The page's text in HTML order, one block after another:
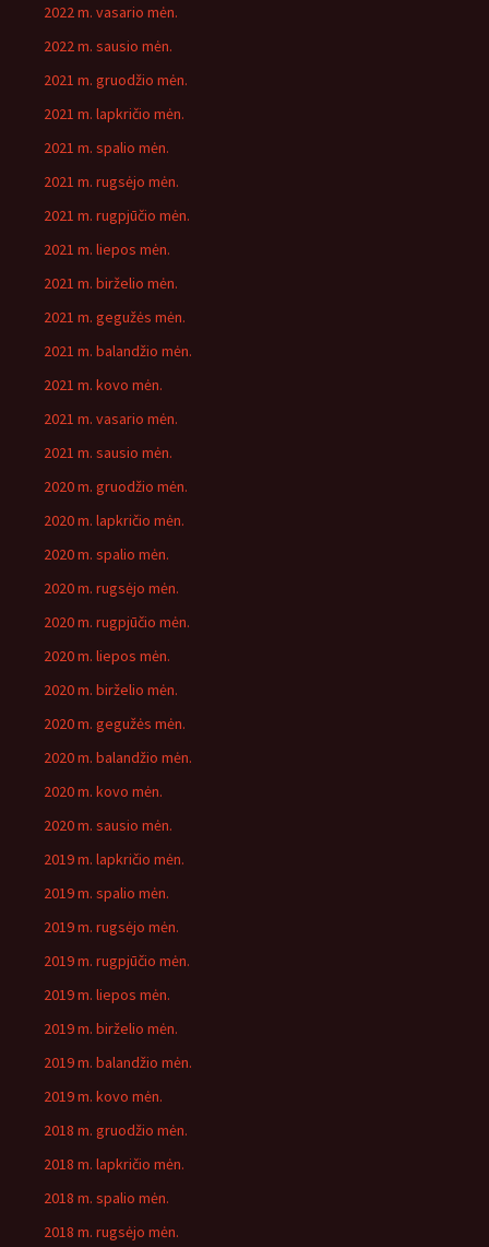
2022 m. vasario mėn.
2022 m. sausio mėn.
2021 m. gruodžio mėn.
2021 m. lapkričio mėn.
2021 m. spalio mėn.
2021 m. rugsėjo mėn.
2021 m. rugpjūčio mėn.
2021 m. liepos mėn.
2021 m. birželio mėn.
2021 m. gegužės mėn.
2021 m. balandžio mėn.
2021 m. kovo mėn.
2021 m. vasario mėn.
2021 m. sausio mėn.
2020 m. gruodžio mėn.
2020 m. lapkričio mėn.
2020 m. spalio mėn.
2020 m. rugsėjo mėn.
2020 m. rugpjūčio mėn.
2020 m. liepos mėn.
2020 m. birželio mėn.
2020 m. gegužės mėn.
2020 m. balandžio mėn.
2020 m. kovo mėn.
2020 m. sausio mėn.
2019 m. lapkričio mėn.
2019 m. spalio mėn.
2019 m. rugsėjo mėn.
2019 m. rugpjūčio mėn.
2019 m. liepos mėn.
2019 m. birželio mėn.
2019 m. balandžio mėn.
2019 m. kovo mėn.
2018 m. gruodžio mėn.
2018 m. lapkričio mėn.
2018 m. spalio mėn.
2018 m. rugsėjo mėn.